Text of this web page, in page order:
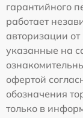
гарантийного
работает
авторизации
указанные на
офертой
обозначения
только в